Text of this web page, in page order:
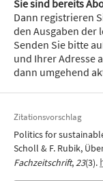
Sie sind bereits
Dann registrieren
den Ausgaben der
Senden Sie bitte
und Ihrer Adresse
dann umgehend
Zitationsvorschlag
Politics for
Scholl & F. Rubik,
Fachzeitschrift,23(3).